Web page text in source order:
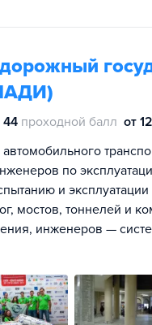
44 проходной балл от
по
и эксплуатации
мостов, тоннелей и
инженеров —